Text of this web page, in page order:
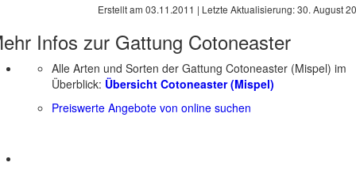
Erstellt am 03.11.2011 | Letzte Aktualisierung:30. August
Infos zur Gattung Cotoneaster
Alle Arten und Sorten der Gattung Cotoneaster (Mispel) im
Überblick: Übersicht Cotoneaster (Mispel)
Preiswerte Angebote von online suchen